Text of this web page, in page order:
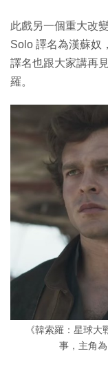
此戲另一個重大改
Solo 譯名為漢蘇奴
譯名也跟大家講再
羅。
《韓索羅：星球
事，主角